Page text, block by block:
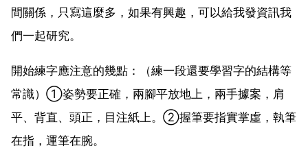
間關係，只寫這麼多，如果有興趣，可以給我發資訊我
們一起研究。
開始練字應注意的幾點：（練一段還要學習字的結構等
常識）①姿勢要正確，兩腳平放地上，兩手據案，肩
平、背直、頭正，目注紙上。②握筆要指實掌虛，執筆
在指，運筆在腕。